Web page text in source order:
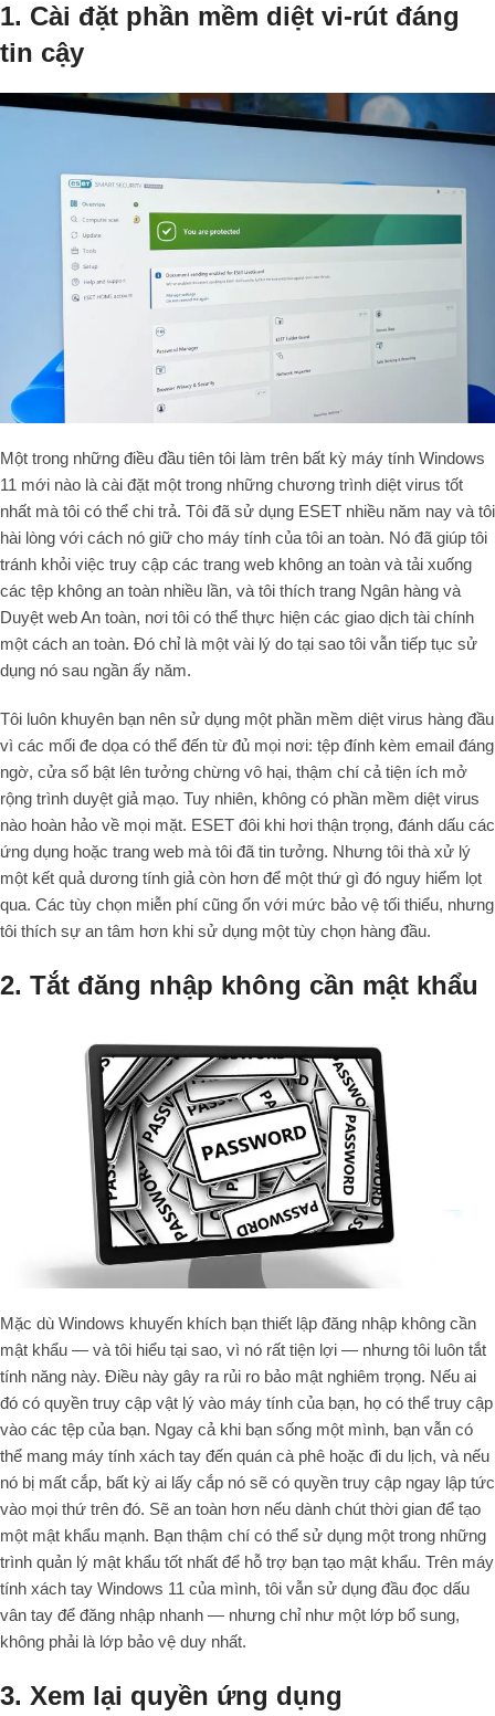
1. Cài đặt phần mềm diệt vi-rút đáng
tin cậy
Một trong những điều đầu tiên tôi làm trên bất kỳ máy tính Windows
11 mới nào là cài đặt một trong những chương trình diệt virus tốt
nhất mà tôi có thể chi trả. Tôi đã sử dụng ESET nhiều năm nay và tôi
hài lòng với cách nó giữ cho máy tính của tôi an toàn. Nó đã giúp tôi
tránh khỏi việc truy cập các trang web không an toàn và tải xuống
các tệp không an toàn nhiều lần, và tôi thích trang Ngân hàng và
Duyệt web An toàn, nơi tôi có thể thực hiện các giao dịch tài chính
một cách an toàn. Đó chỉ là một vài lý do tại sao tôi vẫn tiếp tục sử
dụng nó sau ngần ấy năm.
Tôi luôn khuyên bạn nên sử dụng một phần mềm diệt virus hàng đầu
vì các mối đe dọa có thể đến từ đủ mọi nơi: tệp đính kèm email đáng
ngờ, cửa sổ bật lên tưởng chừng vô hại, thậm chí cả tiện ích mở
rộng trình duyệt giả mạo. Tuy nhiên, không có phần mềm diệt virus
nào hoàn hảo về mọi mặt. ESET đôi khi hơi thận trọng, đánh dấu các
ứng dụng hoặc trang web mà tôi đã tin tưởng. Nhưng tôi thà xử lý
một kết quả dương tính giả còn hơn để một thứ gì đó nguy hiểm lọt
qua. Các tùy chọn miễn phí cũng ổn với mức bảo vệ tối thiểu, nhưng
tôi thích sự an tâm hơn khi sử dụng một tùy chọn hàng đầu.
2. Tắt đăng nhập không cần mật khẩu
Mặc dù Windows khuyến khích bạn thiết lập đăng nhập không cần
mật khẩu — và tôi hiểu tại sao, vì nó rất tiện lợi — nhưng tôi luôn tắt
tính năng này. Điều này gây ra rủi ro bảo mật nghiêm trọng. Nếu ai
đó có quyền truy cập vật lý vào máy tính của bạn, họ có thể truy cập
vào các tệp của bạn. Ngay cả khi bạn sống một mình, bạn vẫn có
thể mang máy tính xách tay đến quán cà phê hoặc đi du lịch, và nếu
nó bị mất cắp, bất kỳ ai lấy cắp nó sẽ có quyền truy cập ngay lập tức
vào mọi thứ trên đó. Sẽ an toàn hơn nếu dành chút thời gian để tạo
một mật khẩu mạnh. Bạn thậm chí có thể sử dụng một trong những
trình quản lý mật khẩu tốt nhất để hỗ trợ bạn tạo mật khẩu. Trên máy
tính xách tay Windows 11 của mình, tôi vẫn sử dụng đầu đọc dấu
vân tay để đăng nhập nhanh — nhưng chỉ như một lớp bổ sung,
không phải là lớp bảo vệ duy nhất.
3. Xem lại quyền ứng dụng